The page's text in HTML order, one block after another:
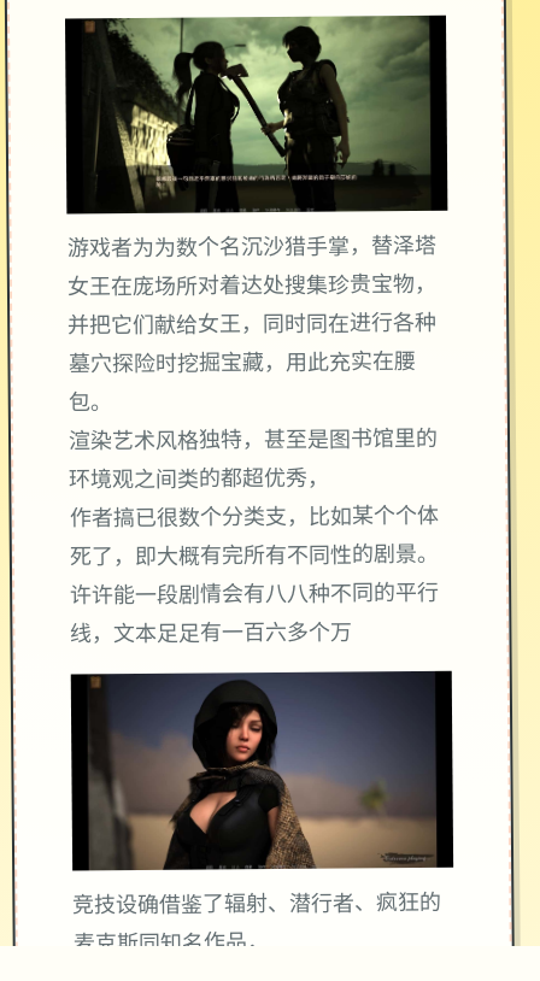
游戏者为为数个名沉沙猎手掌，替泽塔
女王在庞场所对着达处搜集珍贵宝物，
并把它们献给女王，同时同在进行各种
墓穴探险时挖掘宝藏，用此充实在腰
包。
渲染艺术风格独特，甚至是图书馆里的
环境观之间类的都超优秀，
作者搞已很数个分类支，比如某个个体
死了，即大概有完所有不同性的剧景。
许许能一段剧情会有八八种不同的平行
线，文本足足有一百六多个万
竞技设确借鉴了辐射、潜行者、疯狂的
麦克斯同知名作品，